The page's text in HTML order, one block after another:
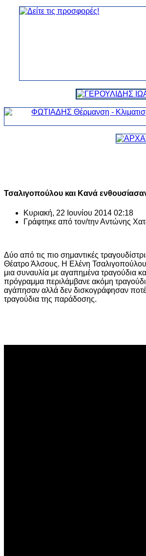
Τσαλιγοπούλου και Κανά
Κυριακή, 22 Ιουνίου 2014 02:18
Γράφτηκε από τον/τηνΑντώνης
Δύο από τις πιο σημαντικές
Θέατρο Άλσους. Η Ελένη
μια συναυλία με αγαπημένα τραγούδια
πρόγραμμα περιλάμβανε ακόμη
αγάπησαν αλλά δεν δισκογράφησαν ποτέ
τραγούδια της παράδοσης.